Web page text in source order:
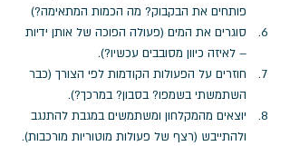
פותחים את הבקבוק? מה הכמות המתאימה?)
סוגרים את המים (פעולה הפוכה של אותן ידיות
– לאיזה כיוון מסובבים עכשיו?).
חוזרים על הפעולות הקודמות לפי הצורך (כבר
השתמשתי בשמפו? בסבון? במרכך?).
יוצאים מהמקלחון ומשתמשים במגבת להתנגב
ולהתייבש (רצף של פעולות מוטוריות מורכבות).